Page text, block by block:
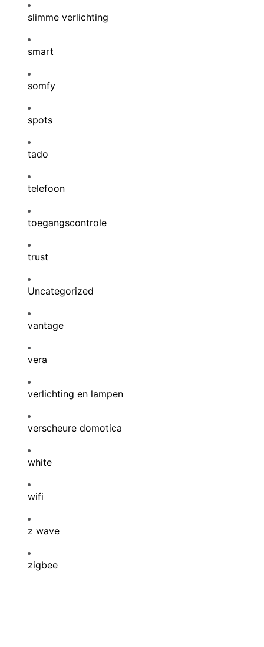
slimme verlichting
smart
somfy
spots
tado
telefoon
toegangscontrole
trust
Uncategorized
vantage
vera
verlichting en lampen
verscheure domotica
white
wifi
z wave
zigbee